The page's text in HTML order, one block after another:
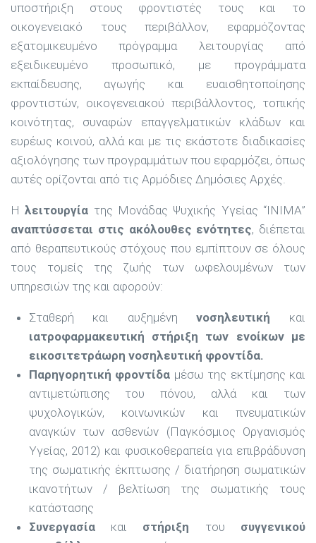
υποστήριξη στους φροντιστές τους και το
οικογενειακό τους περιβάλλον, εφαρμόζοντας
εξατομικευμένο πρόγραμμα λειτουργίας από
εξειδικευμένο προσωπικό, με προγράμματα
εκπαίδευσης, αγωγής και ευαισθητοποίησης
φροντιστών, οικογενειακού περιβάλλοντος, τοπικής
κοινότητας, συναφών επαγγελματικών κλάδων και
ευρέως κοινού, αλλά και με τις εκάστοτε διαδικασίες
αξιολόγησης των προγραμμάτων που εφαρμόζει, όπως
αυτές ορίζονται από τις Αρμόδιες Δημόσιες Αρχές.
Ηλειτουργία της Μονάδας Ψυχικής Υγείας “ΙΝΙΜΑ”
αναπτύσσεται στις ακόλουθες ενότητες, διέπεται
από θεραπευτικούς στόχους που εμπίπτουν σε όλους
τους τομείς της ζωής των ωφελουμένων των
υπηρεσιών της και αφορούν:
Σταθερή και αυξημένηνοσηλευτική και
ιατροφαρμακευτική στήριξη των ενοίκων με
εικοσιτετράωρη νοσηλευτική φροντίδα.
Παρηγορητική φροντίδα μέσω της εκτίμησης και
αντιμετώπισης του πόνου, αλλά και των
ψυχολογικών, κοινωνικών και πνευματικών
αναγκών των ασθενών (Παγκόσμιος Οργανισμός
Υγείας, 2012) και φυσικοθεραπεία για επιβράδυνση
της σωματικής έκπτωσης / διατήρηση σωματικών
ικανοτήτων / βελτίωση της σωματικής τους
κατάστασης
Συνεργασία και στήριξη του συγγενικού